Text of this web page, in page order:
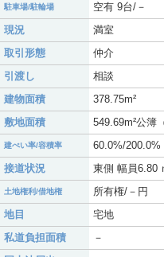
駐車場/駐輪場
空有 9台/－
現況
満室
取引形態
仲介
引渡し
相談
建物面積
378.75m²
敷地面積
549.69m²公簿
建ぺい率/容積率
60.0%/200.0%
接道状況
東側 幅員6.80
土地権利/借地権
所有権/－円
地目
宅地
私道負担面積
－